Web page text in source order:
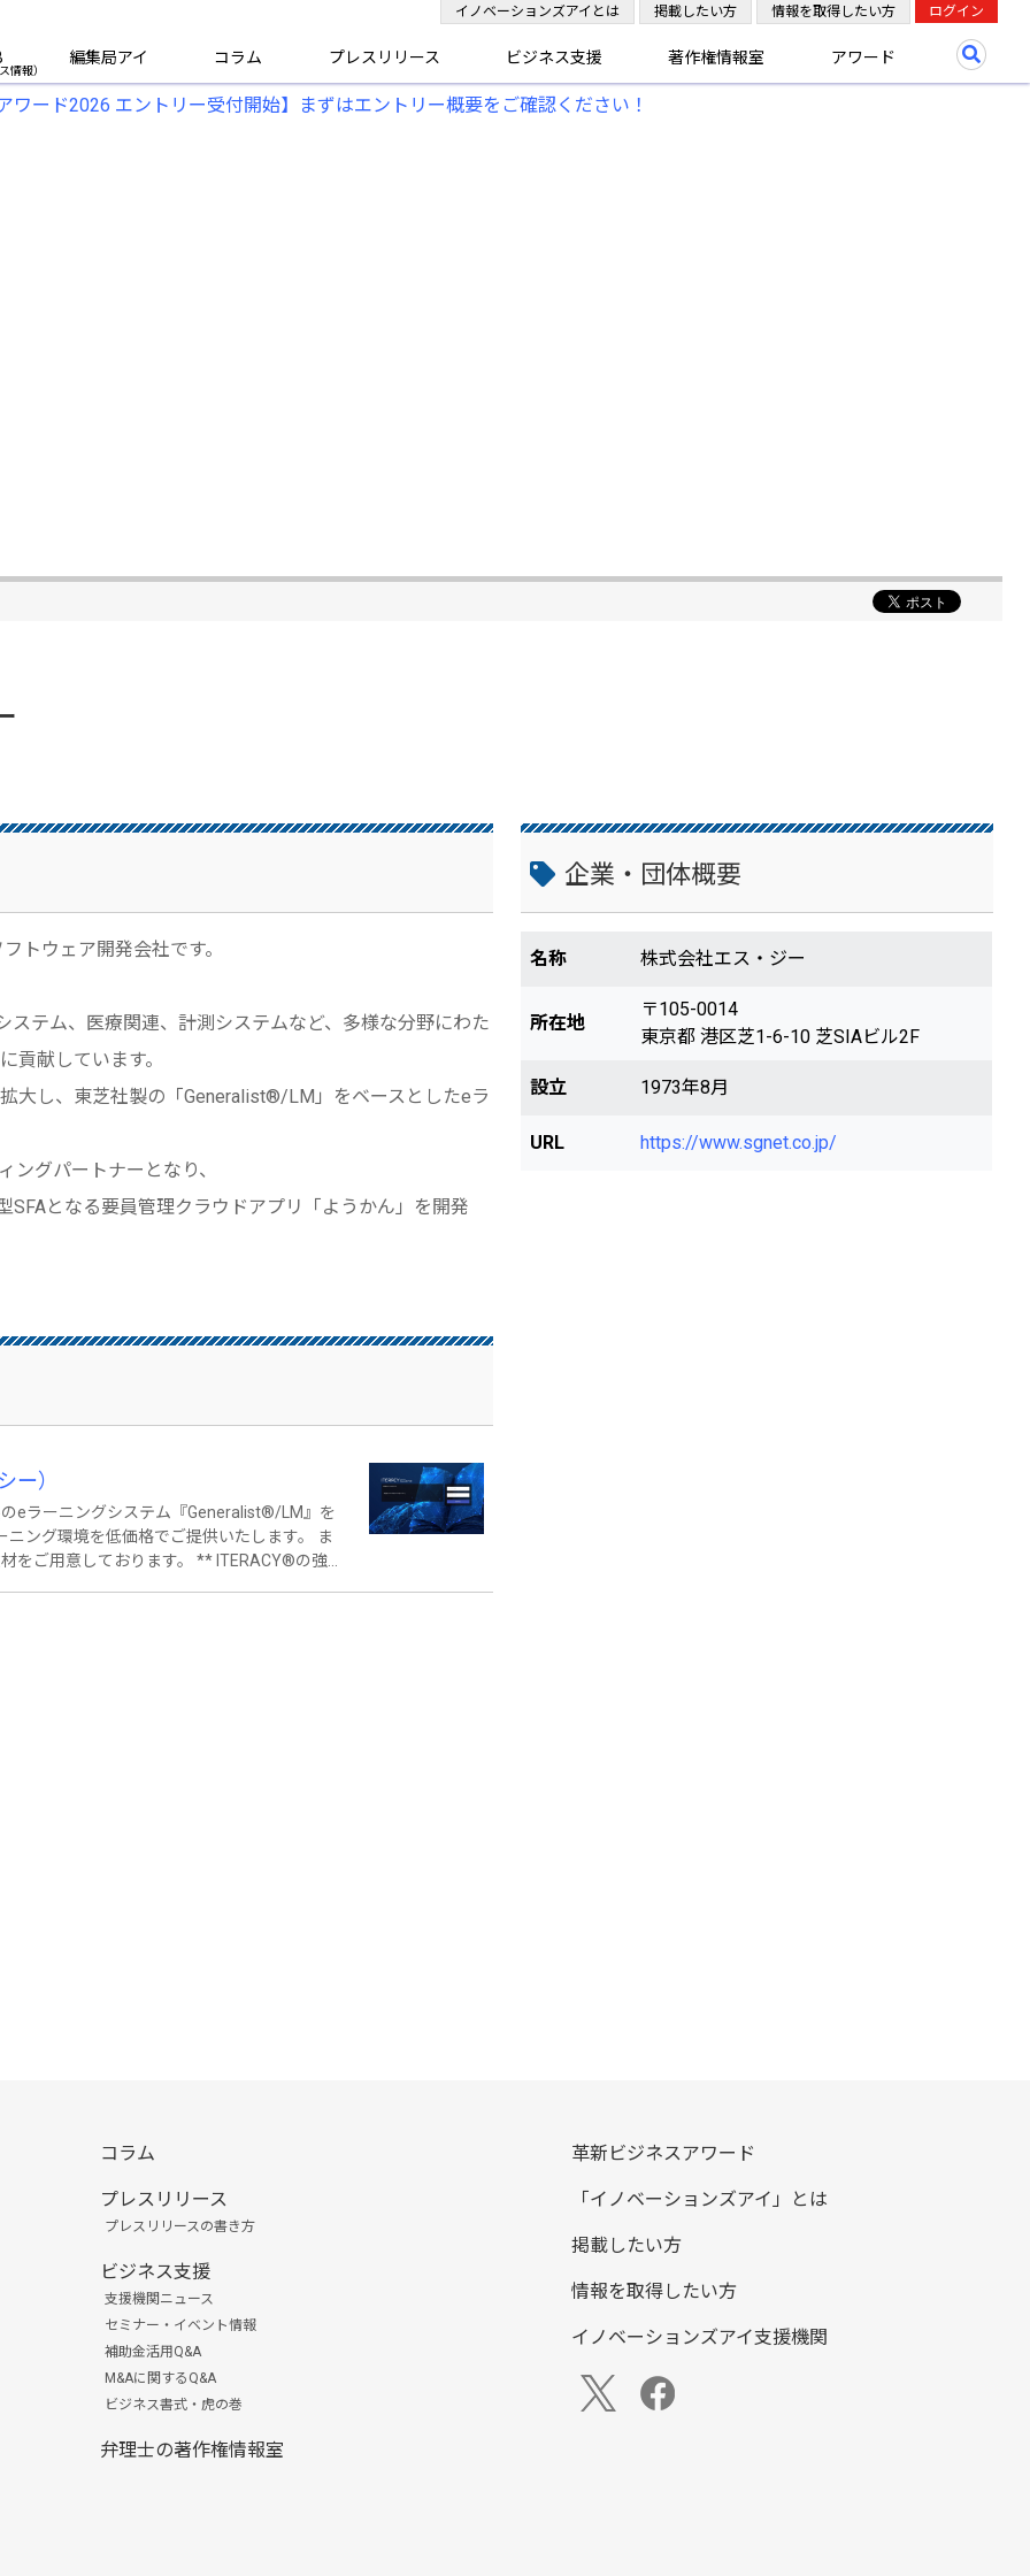
編集局アイ コラム プレスリリース ビジネス支援 著作権情報室 アワード
イノベーションズアイとは 掲載したい方 情報を取得したい方 ログイン
ワード2026 エントリー受付開始】まずはエントリー概要をご確認ください！
トウェア開発会社です。
テム、医療関連、計測システムなど、多様な分野にわた
貢献しています。
大し、東芝社製の「Generalist®/LM」をベースとしたeラ
ングパートナーとなり、
となる要員管理クラウドアプリ「ようかん」を開発
ー）
eラーニングシステム『Generalist®/LM』を
ング環境を低価格でご提供いたします。 ま
ります。 ** ITERACY®の強み
企業・団体概要
名称 株式会社エス・ジー
所在地
〒105-0014
東京都 港区芝1-6-10 芝SIAビル2F
設立 1973年8月
URL https://www.sgnet.co.jp/
コラム
プレスリリース
プレスリリースの書き方
ビジネス支援
支援機関ニュース
セミナー・イベント情報
補助金活用Q&A
M&Aに関するQ&A
ビジネス書式・虎の巻
弁理士の著作権情報室
革新ビジネスアワード
「イノベーションズアイ」とは
掲載したい方
情報を取得したい方
イノベーションズアイ支援機関